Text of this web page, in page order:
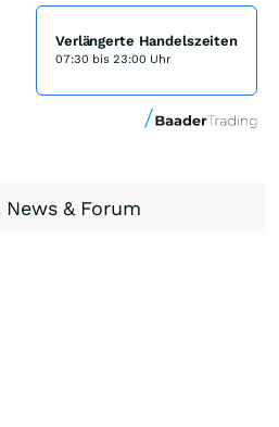
Verlängerte Handelszeiten
07:30 bis 23:00 Uhr
& Forum